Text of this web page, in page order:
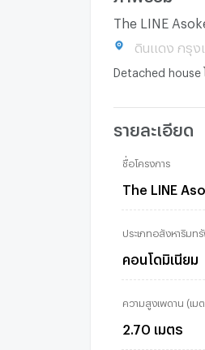
The LINE
ดินแดง กรุง
Detached house
รายละเอียด
ชื่อโครงการ
The LINE
ประเภทอสังหาริมท
คอนโดมิเนียม
ความสูงเพดาน (เมต
2.70 เมตร